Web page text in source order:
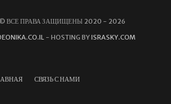
ВСЕ ПРАВА ЗАЩИЩЕНЫ 2020 - 2026
- HOSTING BYISRASKY.COM
СВЯЗЬ С НАМИ